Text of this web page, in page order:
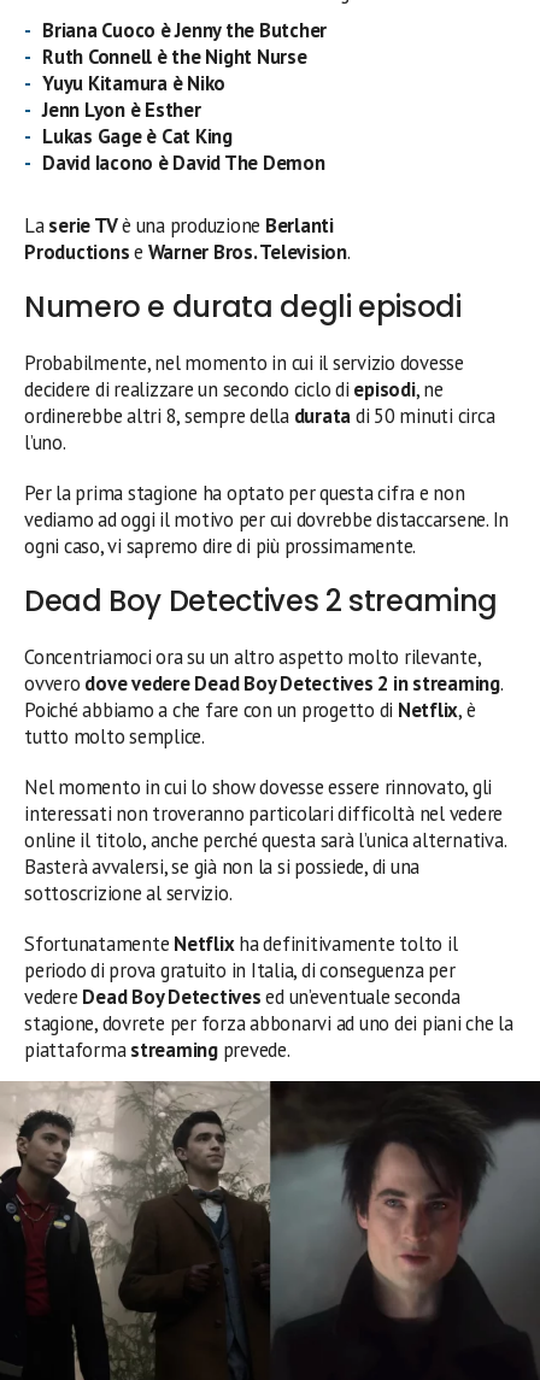
Briana Cuoco è Jenny the Butcher
Ruth Connell è the Night Nurse
Yuyu Kitamura è Niko
Jenn Lyon è Esther
Lukas Gage è Cat King
David Iacono è David The Demon
Laserie TVè una produzione Berlanti
Productionse Warner Bros. Television.
Numero e durata degli episodi
Probabilmente, nel momento in cui il servizio dovesse
decidere di realizzare un secondo ciclo di episodi, ne
ordinerebbe altri 8, sempre delladuratadi 50 minuti circa
l’uno.
Per la prima stagione ha optato per questa cifra e non
vediamo ad oggi il motivo per cui dovrebbe distaccarsene. In
ogni caso, vi sapremo dire di più prossimamente.
Dead Boy Detectives 2 streaming
Concentriamoci ora su un altro aspetto molto rilevante,
ovvero dove vedere Dead Boy Detectives 2 in streaming.
Poiché abbiamo a che fare con un progetto di Netflix, è
tutto molto semplice.
Nel momento in cui lo show dovesse essere rinnovato, gli
interessati non troveranno particolari difficoltà nel vedere
online il titolo, anche perché questa sarà l’unica alternativa.
Basterà avvalersi, se già non la si possiede, di una
sottoscrizione al servizio.
Sfortunatamente Netflixha definitivamente tolto il
periodo di prova gratuito in Italia, di conseguenza per
vedere Dead Boy Detectivesed un’eventuale seconda
stagione, dovrete per forza abbonarvi ad uno dei piani che la
piattaformastreamingprevede.